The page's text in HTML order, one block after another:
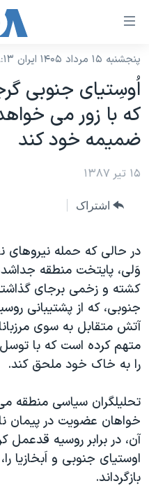
لینکهای
دسترسی
جهش
به
محتوای
اصلی
به
صفحه
به
جستجو
نسخه سبک وب‌سایت
موضوع ها
ایران
آمریکا
جهان
گزیده‌ها
ویژه برنامه‌ها
ویدیوها
فرهنگ و زندگی
حقوق شهروندی
علم و فناوری
اسرائیل در جنگ
گالری عکس
آرشیو پخش زنده
برنامه های تلویزیونی
جدول برنامه ها
صفحه‌های ویژه
عملیات خشم حماسی
۲۵۰سالگی آمریکا
بایگانی برنامه‌های تلویزیونی
مستندها
انتخابات ریاست جمهوری آمریکا
رمز مهسا
ورزش زنان در ایران
اعتراضات زن، زندگی، آزادی
مجموعه مستندهای دادخواهی
پخش رادیویی
یادگیری زبان انگلیسی
دنبال کنید
زبانهای مختلف
پنجشنبه ۱۵ مرداد ۱۴۰۵ ایران ۰۸:۱۳
اُوسِتیای جنوبی
که با زور می
ضمیمه خود کند
۱۵ تیر ۱۳۸۷
اشتراک
در حالی که حمله
وَلی، پایتخت منطقه
کشته و زخمی برجای
جنوبی، که از پشتیبانی
آتش متقابل به سوی
متهم کرده است که با
را به خاک خود ملحق کند.
تحلیلگران سیاسی منطقه
خواهان عضویت در پیمان
آن، در برابر روسیه
اوستیای جنوبی و اَبخازيا
بازگرداند.